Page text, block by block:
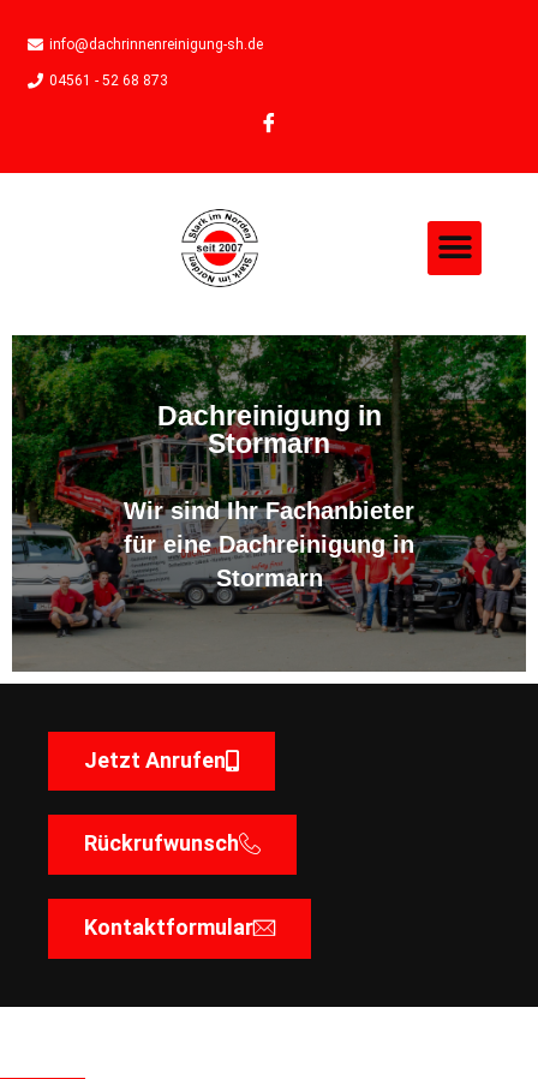
info@dachrinnenreinigung-sh.de
04561 - 52 68 873
Dachreinigung in
Stormarn
Wir sind Ihr Fachanbieter
für eine Dachreinigung in
Stormarn
Jetzt Anrufen
Rückrufwunsch
Kontaktformular